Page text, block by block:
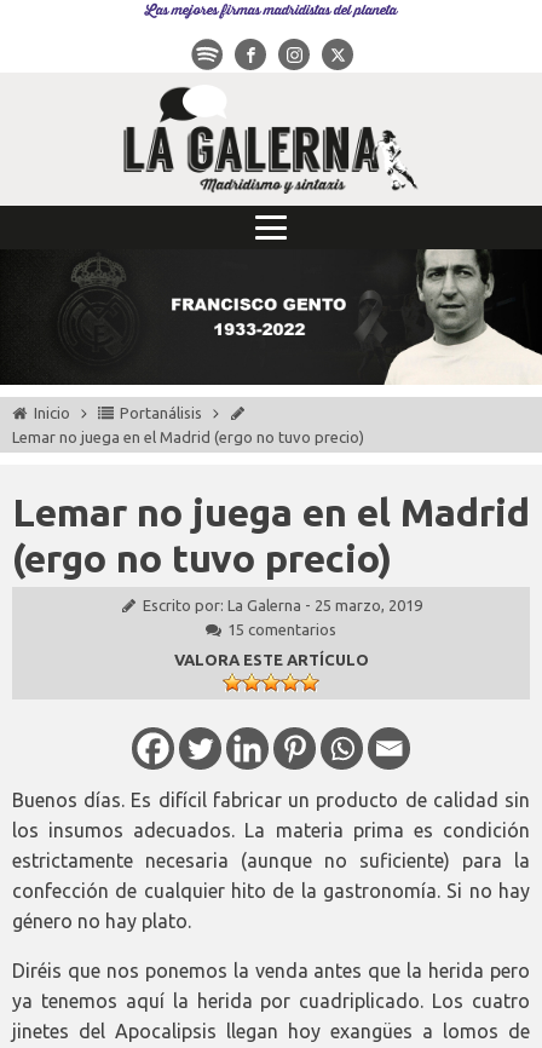
Las mejores firmas madridistas del planeta
Inicio
Portanálisis
Lemar no juega en el Madrid (ergo no tuvo precio)
Lemar no juega en el Madrid
(ergo no tuvo precio)
Escrito por: La Galerna - 25 marzo, 2019
15 comentarios
VALORA ESTE ARTÍCULO
Buenos días. Es difícil fabricar un producto de calidad sin
los insumos adecuados. La materia prima es condición
estrictamente necesaria (aunque no suficiente) para la
confección de cualquier hito de la gastronomía. Si no hay
género no hay plato.
Diréis que nos ponemos la venda antes que la herida pero
ya tenemos aquí la herida por cuadriplicado. Los cuatro
jinetes del Apocalipsis llegan hoy exangües a lomos de